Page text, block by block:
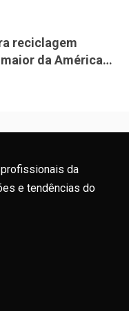
reciclagem
da América
da
e tendências do